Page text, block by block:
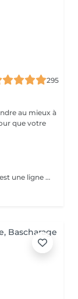
295
au mieux à
L'effet Botox sans les aiguilles Apple of Sodom est une ligne de soins innovante, conçue avec une technologie révolutionnaire inspirée du fruit récolté sur l'arbre nommé Pommier de Sodome, Apple of Sodom en anglais, que l'on trouve originellement dans la région de la mer Morte. Conçu pour raffermir l'épiderme et rehausser l'ovale du visage, le complexe Apple of Sodom est une alternative au botox. Élaboré à partir de cellules-souches de pommier, il est associé aux extraits végétaux du Gatuline Expression AF qui cible les rides d'expression et lisse la surface de la peau.